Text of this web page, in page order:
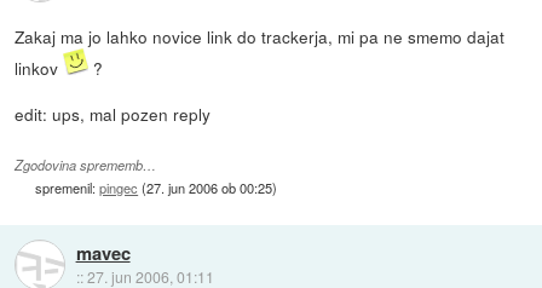
Zakaj ma jo lahko novice link do trackerja, mi pa ne smemo dajat
linkov
?
edit: ups, mal pozen reply
Zgodovina sprememb…
spremenil:pingec (27. jun 2006 ob 00:25)
mavec
::27. jun 2006, 01:11